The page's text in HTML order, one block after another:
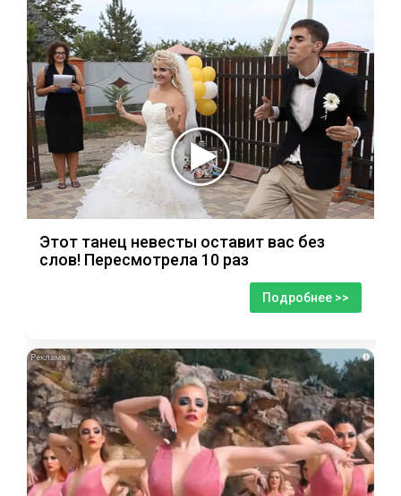
Этот танец невесты оставит вас без
слов! Пересмотрела 10 раз
Подробнее >>
i